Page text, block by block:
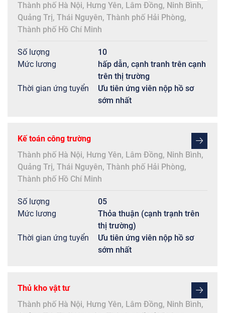
Thành phố Hà Nội, Hưng Yên, Lâm Đồng, Ninh Bình,
Quảng Trị, Thái Nguyên, Thành phố Hải Phòng,
Thành phố Hồ Chí Minh
Số lượng
10
Mức lương
hấp dẫn, cạnh tranh trên cạnh
trên thị trường
Thời gian ứng tuyển
Ưu tiên ứng viên nộp hồ sơ
sớm nhất
Kế toán công trường
Thành phố Hà Nội, Hưng Yên, Lâm Đồng, Ninh Bình,
Quảng Trị, Thái Nguyên, Thành phố Hải Phòng,
Thành phố Hồ Chí Minh
Số lượng
05
Mức lương
Thỏa thuận (cạnh trạnh trên
thị trường)
Thời gian ứng tuyển
Ưu tiên ứng viên nộp hồ sơ
sớm nhất
Thủ kho vật tư
Thành phố Hà Nội, Hưng Yên, Lâm Đồng, Ninh Bình,